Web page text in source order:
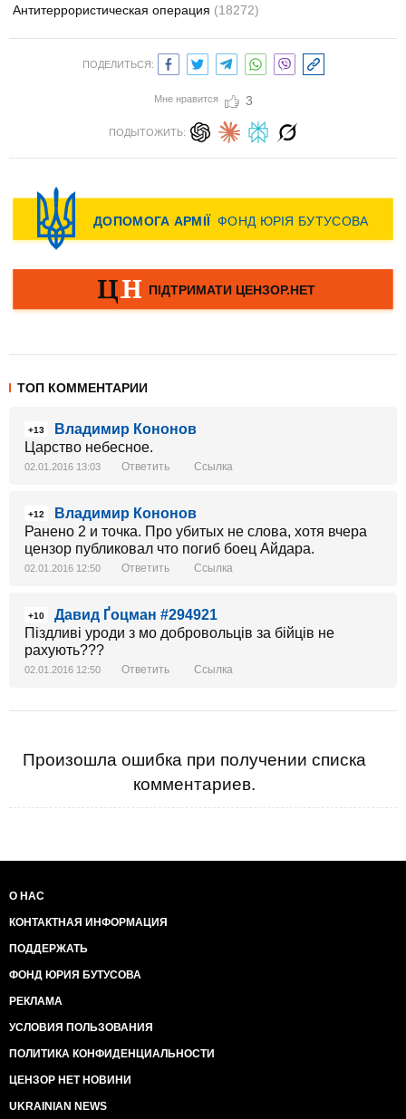
Антитеррористическая операция (18272)
ПОДЕЛИТЬСЯ:
Мне нравится 3
ПОДЫТОЖИТЬ:
ТОП КОММЕНТАРИИ
+13
Владимир Кононов
Царство небесное.
02.01.2016 13:03 Ответить Ссылка
+12
Владимир Кононов
Ранено 2 и точка. Про убитых не слова, хотя вчера
цензор публиковал что погиб боец Айдара.
02.01.2016 12:50 Ответить Ссылка
+10
Давид Ґоцман #294921
Піздливі уроди з мо добровольців за бійців не
рахують???
02.01.2016 12:50 Ответить Ссылка
Произошла ошибка при получении списка
комментариев.
О НАС
КОНТАКТНАЯ ИНФОРМАЦИЯ
ПОДДЕРЖАТЬ
ФОНД ЮРИЯ БУТУСОВА
РЕКЛАМА
УСЛОВИЯ ПОЛЬЗОВАНИЯ
ПОЛИТИКА КОНФИДЕНЦИАЛЬНОСТИ
ЦЕНЗОР НЕТ НОВИНИ
UKRAINIAN NEWS